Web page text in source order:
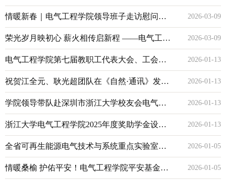
全保障工作
情暖新春｜电气工程学院领导班子走访慰问老
领导老同志与学生代表
2026-03-09
荣光岁月映初心 薪火相传启新程 ——电气工程
学院举行2025年度退休教师荣休仪式
2026-03-09
电气工程学院第七届教职工代表大会、工会会
员代表大会第一次会议召开
2026-01-13
祝贺江全元、耿光超团队在《自然·通讯》发表
研究成果——基于神经网络的逆变器型电源数
据驱动动态建模
2026-01-13
学院领导带队赴深圳市浙江大学校友会电气分
会看望院友
2026-01-13
浙江大学电气工程学院2025年度奖助学金设奖
代表恳谈会举行
2026-01-13
全省可再生能源电气技术与系统重点实验室召
开学术委员会第一次会议
2026-01-05
情暖桑榆 护佑平安！电气工程学院平安基金 2026-01-05